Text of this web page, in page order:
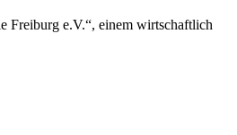
Freiburg e.V.“, einem wirtschaftlich